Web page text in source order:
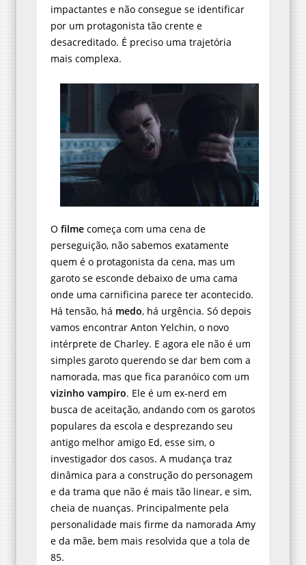
impactantes e não consegue se identificar
por um protagonista tão crente e
desacreditado. É preciso uma trajetória
mais complexa.
O filme começa com uma cena de
perseguição, não sabemos exatamente
quem é o protagonista da cena, mas um
garoto se esconde debaixo de uma cama
onde uma carnificina parece ter acontecido.
Há tensão, há medo, há urgência. Só depois
vamos encontrar Anton Yelchin, o novo
intérprete de Charley. E agora ele não é um
simples garoto querendo se dar bem com a
namorada, mas que fica paranóico com um
vizinho vampiro. Ele é um ex-nerd em
busca de aceitação, andando com os garotos
populares da escola e desprezando seu
antigo melhor amigo Ed, esse sim, o
investigador dos casos. A mudança traz
dinâmica para a construção do personagem
e da trama que não é mais tão linear, e sim,
cheia de nuanças. Principalmente pela
personalidade mais firme da namorada Amy
e da mãe, bem mais resolvida que a tola de
85.